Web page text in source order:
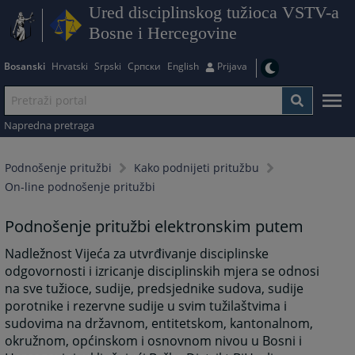
Ured disciplinskog tužioca VSTV-a
Bosne i Hercegovine
Bosanski Hrvatski Srpski Српски English Prijava
Napredna pretraga
Podnošenje pritužbi
Kako podnijeti pritužbu
On-line podnošenje pritužbi
Podnošenje pritužbi elektronskim putem
Nadležnost Vijeća za utvrđivanje disciplinske
odgovornosti i izricanje disciplinskih mjera se odnosi
na sve tužioce, sudije, predsjednike sudova, sudije
porotnike i rezervne sudije u svim tužilaštvima i
sudovima na državnom, entitetskom, kantonalnom,
okružnom, općinskom i osnovnom nivou u Bosni i